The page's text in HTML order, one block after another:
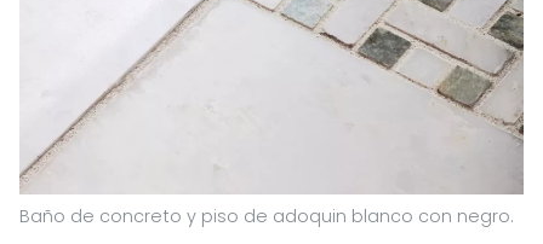
Baño de concreto y piso de adoquin blanco con negro.